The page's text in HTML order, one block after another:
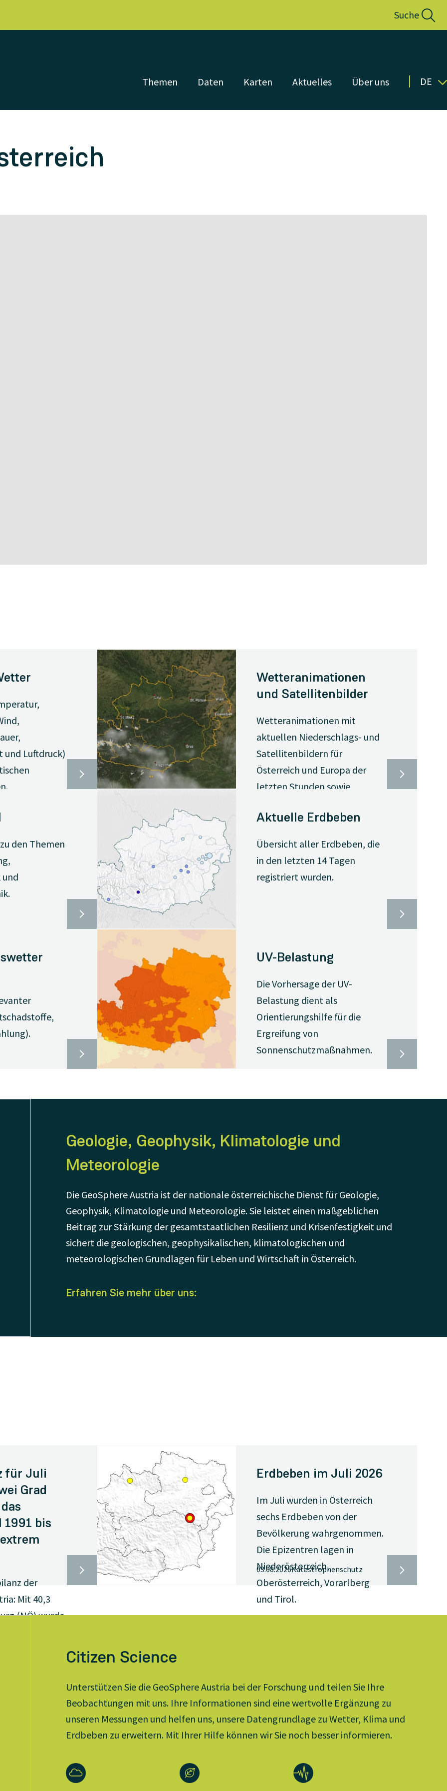
Suche
Themen Daten Karten Aktuelles Über uns DE
Luftdruck)
Wetteranimationen
und Satellitenbilder
Wetteranimationen mit
aktuellen Niederschlags- und
Satellitenbildern für
Österreich und Europa der
letzten Stunden sowie
Österreich zu Temperatur,
den Themen
Aktuelle Erdbeben
Übersicht aller Erdbeben, die
in den letzten 14 Tagen
registriert wurden.
UV-Belastung
Die Vorhersage der UV-
Belastung dient als
Orientierungshilfe für die
Ergreifung von
Sonnenschutzmaßnahmen.
Geologie, Geophysik, Klimatologie und
Meteorologie
Die GeoSphere Austria ist der nationale österreichische Dienst für Geologie,
Geophysik, Klimatologie und Meteorologie. Sie leistet einen maßgeblichen
Beitrag zur Stärkung der gesamtstaatlichen Resilienz und Krisenfestigkeit und
sichert die geologischen, geophysikalischen, klimatologischen und
meteorologischen Grundlagen für Leben und Wirtschaft in Österreich.
Erfahren Sie mehr über uns:
für Juli
Grad
bis
der
Mit 40,3
(NÖ) wurde
Erdbeben im Juli 2026
Im Juli wurden in Österreich
sechs Erdbeben von der
Bevölkerung wahrgenommen.
Die Epizentren lagen in
Niederösterreich,
Oberösterreich, Vorarlberg
und Tirol.
03.08.2026Katastrophenschutz
Citizen Science
Unterstützen Sie die GeoSphere Austria bei der Forschung und teilen Sie Ihre
Beobachtungen mit uns. Ihre Informationen sind eine wertvolle Ergänzung zu
unseren Messungen und helfen uns, unsere Datengrundlage zu Wetter, Klima und
Erdbeben zu erweitern. Mit Ihrer Hilfe können wir Sie noch besser informieren.